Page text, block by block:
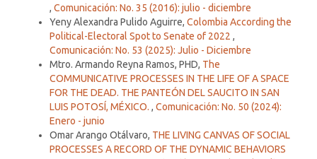
, Comunicación: No. 35 (2016): julio - diciembre
Yeny Alexandra Pulido Aguirre, Colombia According the
Political-Electoral Spot to Senate of 2022 ,
Comunicación: No. 53 (2025): Julio - Diciembre
Mtro. Armando Reyna Ramos, PHD, The
COMMUNICATIVE PROCESSES IN THE LIFE OF A SPACE
FOR THE DEAD. THE PANTEÓN DEL SAUCITO IN SAN
LUIS POTOSÍ, MÉXICO. , Comunicación: No. 50 (2024):
Enero - junio
Omar Arango Otálvaro, THE LIVING CANVAS OF SOCIAL
PROCESSES A RECORD OF THE DYNAMIC BEHAVIORS